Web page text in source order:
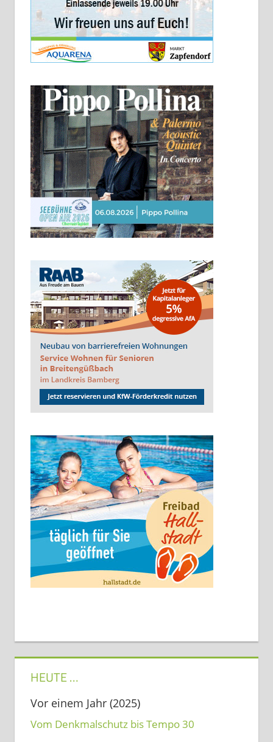
HEUTE …
Vor einem Jahr (2025)
Vom Denkmalschutz bis Tempo 30